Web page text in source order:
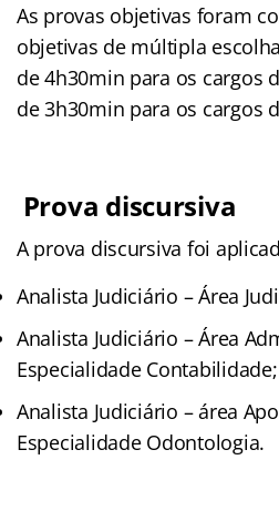
As provas objetivas foram
objetivas de múltipla
de 4h30min para os cargos
de 3h30min para os cargos
Prova discursiva
A prova discursiva foi
Analista Judiciário – Área
Analista Judiciário – Área
Especialidade Contabilidade;
Analista Judiciário – área
Especialidade Odontologia.